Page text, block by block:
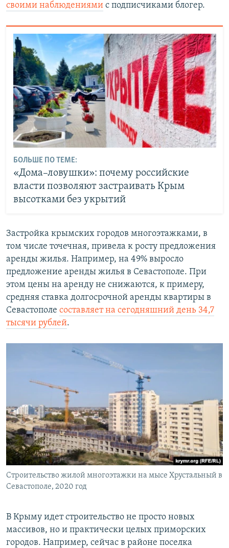
своими наблюдениями с подписчиками блогер.
БОЛЬШЕ ПО ТЕМЕ:
«Дома–ловушки»: почему российские
власти позволяют застраивать Крым
высотками без укрытий
Застройка крымских городов многоэтажками, в
том числе точечная, привела к росту предложения
аренды жилья. Например, на 49% выросло
предложение аренды жилья в Севастополе. При
этом цены на аренду не снижаются, к примеру,
средняя ставка долгосрочной аренды квартиры в
Севастополе составляет на сегодняшний день 34,7
тысячи рублей.
Строительство жилой многоэтажки на мысе Хрустальный в
Севастополе, 2020 год
В Крыму идет строительство не просто новых
массивов, но и практически целых приморских
городов. Например, сейчас в районе поселка